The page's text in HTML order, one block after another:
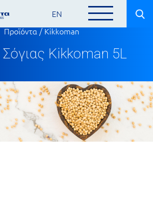
EN
Προϊόντα/Kikkoman
Kikkoman 5L